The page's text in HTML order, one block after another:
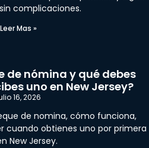
complicaciones.
Leer Mas »
de nómina y qué debes
uno en New Jersey?
16, 2026
de nomina, cómo funciona,
cuando obtienes uno por primera
New Jersey.